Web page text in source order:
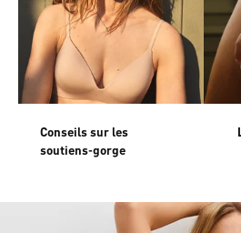
Conseils sur les
soutiens-gorge